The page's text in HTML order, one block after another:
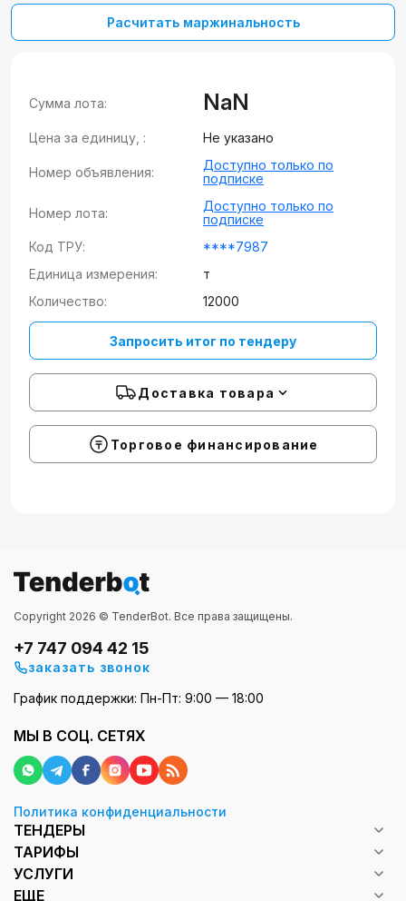
Расчитать маржинальность
Сумма лота: NaN
Цена за единицу, : Не указано
Номер объявления:
Доступно только по
подписке
Номер лота:
Доступно только по
подписке
Код ТРУ:
****7987
Единица измерения:
т
Количество:
12000
Запросить итог по тендеру
Доставка товара
Торговое финансирование
Copyright 2026 © TenderBot. Все права защищены.
+7 747 094 42 15
заказать звонок
График поддержки: Пн-Пт: 9:00 — 18:00
МЫ В СОЦ. СЕТЯХ
Политика конфиденциальности
ТЕНДЕРЫ
ТАРИФЫ
УСЛУГИ
ЕЩЕ